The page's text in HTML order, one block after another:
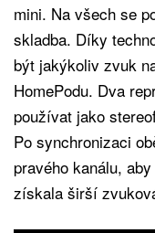
mini. Na všech se
skladba. Díky
být jakýkoliv zvuk
HomePodu. Dva
používat jako
Po synchronizaci
pravého kanálu,
získala širší